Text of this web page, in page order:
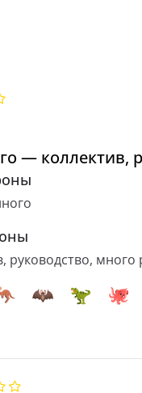
— коллектив,
руководство, много